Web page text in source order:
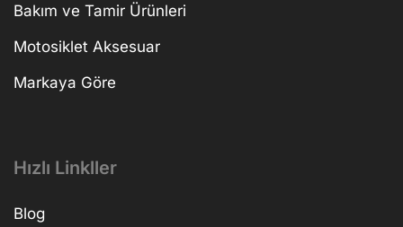
Bakım ve Tamir Ürünleri
Motosiklet Aksesuar
Markaya Göre
Hızlı Linkller
Blog